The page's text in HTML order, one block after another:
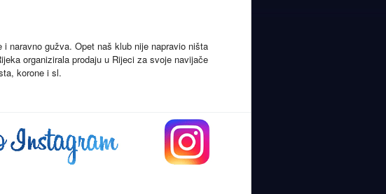
naravno gužva. Opet naš klub nije napravio ništa
organizirala prodaju u Rijeci za svoje navijače
korone i sl.